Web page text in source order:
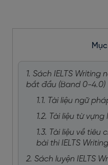
1. Sách IELTS
bắt đầu (Band 0-4.0)
1.1. Tài liệu ngữ
1.2. Tài liệu từ vựng
1.3. Tài liệu về tiêu
bài thi IELTS Writing
2. Sách luyện IELTS